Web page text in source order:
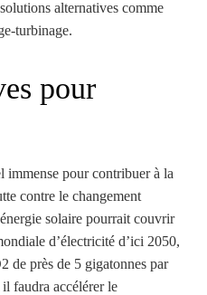
alternatives comme
turbinage.
pour
immense pour contribuer à la
contre le changement
solaire pourrait couvrir
d’électricité d’ici 2050,
de près de 5 gigatonnes par
faudra accélérer le